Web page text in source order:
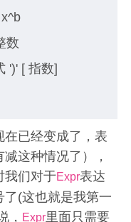
数
')' [ 指数]
已经变成了，表
这种情况了），
我们对于Expr表达
(这也就是我第一
， Expr里面只需要